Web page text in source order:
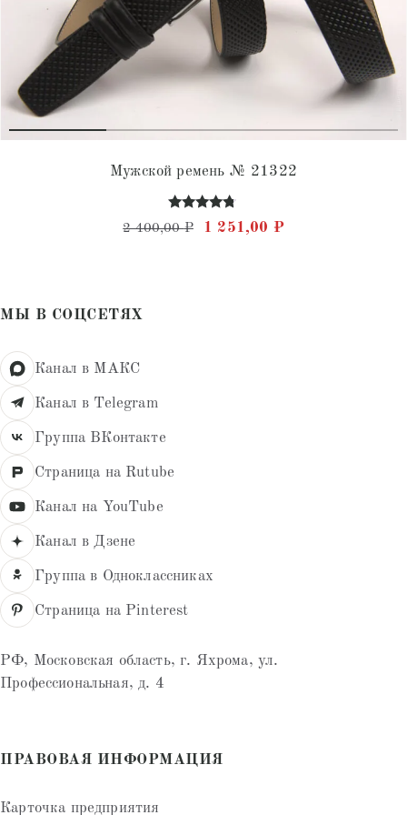
Мужской ремень № 21322
Оценка
4.60
2 400,00₽ Первоначальная цена
1 251,00 ₽Текущая цена:
МЫ В СОЦСЕТЯХ
Канал в МАКС
Канал в Telegram
Группа ВКонтакте
Страница на Rutube
Канал на YouTube
Канал в Дзене
Группа в Одноклассниках
Страница на Pinterest
РФ, Московская область, г. Яхрома, ул.
Профессиональная, д. 4
ПРАВОВАЯ ИНФОРМАЦИЯ
Карточка предприятия